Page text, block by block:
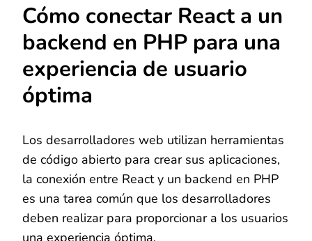
Cómo conectar React a un
backend en PHP para una
experiencia de usuario
óptima
Los desarrolladores web utilizan herramientas
de código abierto para crear sus aplicaciones,
la conexión entre React y un backend en PHP
es una tarea común que los desarrolladores
deben realizar para proporcionar a los usuarios
una experiencia óptima.